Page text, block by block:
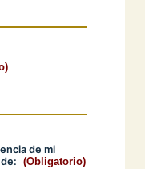
de mi
(Obligatorio)